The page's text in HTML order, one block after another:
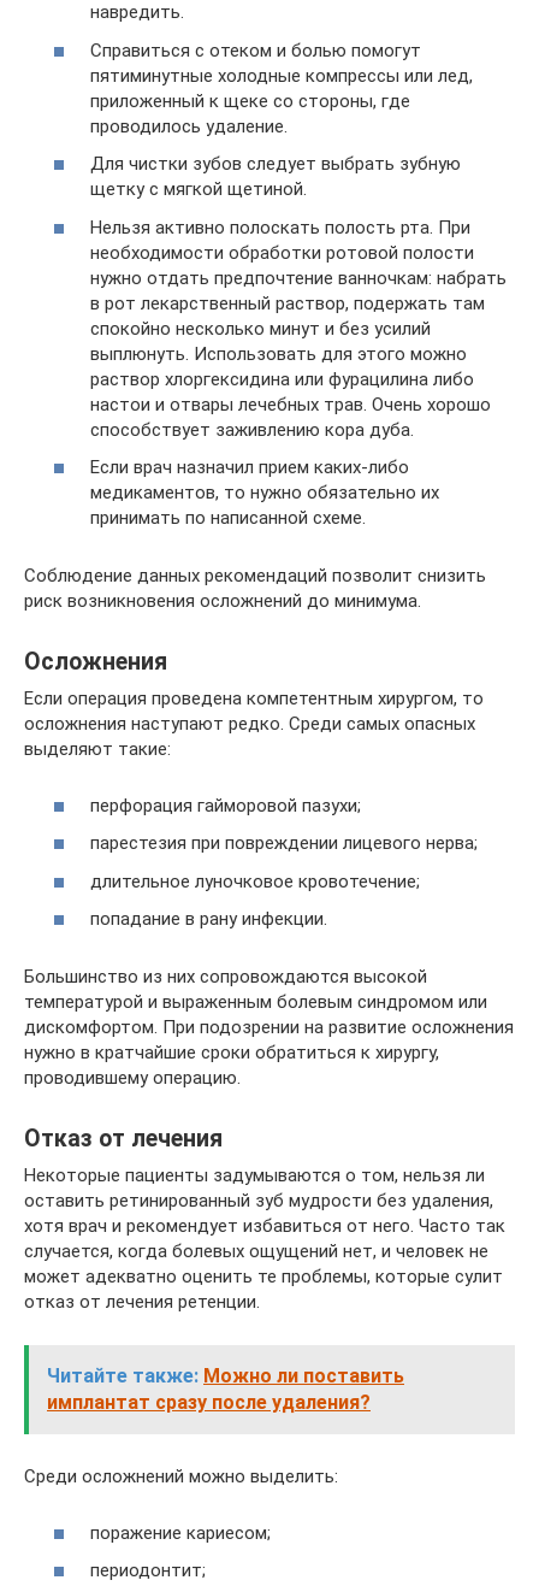
навредить.
Справиться с отеком и болью помогут
пятиминутные холодные компрессы или лед,
приложенный к щеке со стороны, где
проводилось удаление.
Для чистки зубов следует выбрать зубную
щетку с мягкой щетиной.
Нельзя активно полоскать полость рта. При
необходимости обработки ротовой полости
нужно отдать предпочтение ванночкам: набрать
в рот лекарственный раствор, подержать там
спокойно несколько минут и без усилий
выплюнуть. Использовать для этого можно
раствор хлоргексидина или фурацилина либо
настои и отвары лечебных трав. Очень хорошо
способствует заживлению кора дуба.
Если врач назначил прием каких-либо
медикаментов, то нужно обязательно их
принимать по написанной схеме.
Соблюдение данных рекомендаций позволит снизить
риск возникновения осложнений до минимума.
Осложнения
Если операция проведена компетентным хирургом, то
осложнения наступают редко. Среди самых опасных
выделяют такие:
перфорация гайморовой пазухи;
парестезия при повреждении лицевого нерва;
длительное луночковое кровотечение;
попадание в рану инфекции.
Большинство из них сопровождаются высокой
температурой и выраженным болевым синдромом или
дискомфортом. При подозрении на развитие осложнения
нужно в кратчайшие сроки обратиться к хирургу,
проводившему операцию.
Отказ от лечения
Некоторые пациенты задумываются о том, нельзя ли
оставить ретинированный зуб мудрости без удаления,
хотя врач и рекомендует избавиться от него. Часто так
случается, когда болевых ощущений нет, и человек не
может адекватно оценить те проблемы, которые сулит
отказ от лечения ретенции.
Читайте также: Можно ли поставить
имплантат сразу после удаления?
Среди осложнений можно выделить:
поражение кариесом;
периодонтит;